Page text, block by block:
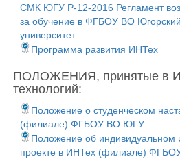
СМК ЮГУ Р-12-2016 Регламент
за обучение в ФГБОУ ВО Югорский
университет
Программа развития ИНТех
ПОЛОЖЕНИЯ, принятые в
технологий:
Положение о студенческом
(филиале) ФГБОУ ВО ЮГУ
Положение об индивидуальном
проекте в ИНТех (филиале)